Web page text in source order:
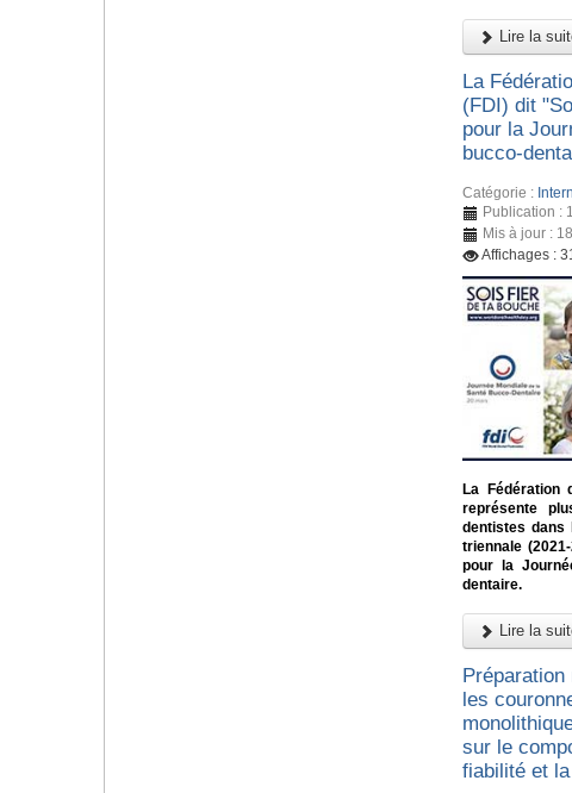
Lire la
La
(FDI) dit
pour la
bucco-
Catégorie :
Publication :
Mis à jour :
Affichages :
La Fédération
représente
dentistes dans
triennale
pour la
dentaire.
Lire la
les
sur le
fiabilité et